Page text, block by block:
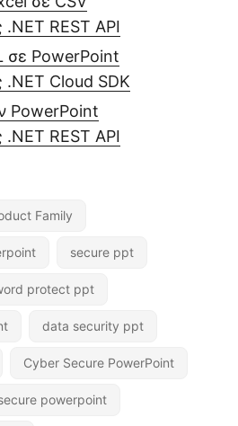
REST API
σε PowerPoint
.NET Cloud SDK
PowerPoint
REST API
Family
secure ppt
protect ppt
data security ppt
Cyber Secure PowerPoint
powerpoint